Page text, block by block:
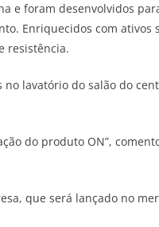
e foram desenvolvidos
Enriquecidos com ativos
resistência.
lavatório do salão do
do produto ON”,
que será lançado no